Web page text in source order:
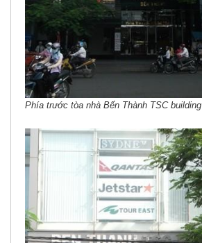
Phía trước tòa nhà Bến Thành TSC building